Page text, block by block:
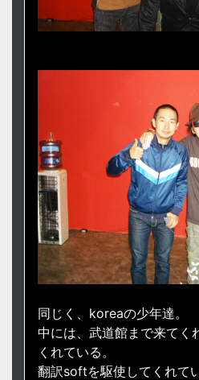
同じく、koreaの少年達。
中には、武道館まで来てく
くれている。
翻訳softを駆使してくれて